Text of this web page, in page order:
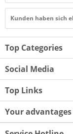
Kunden haben sich
Top Categories
Social Media
Top Links
Your